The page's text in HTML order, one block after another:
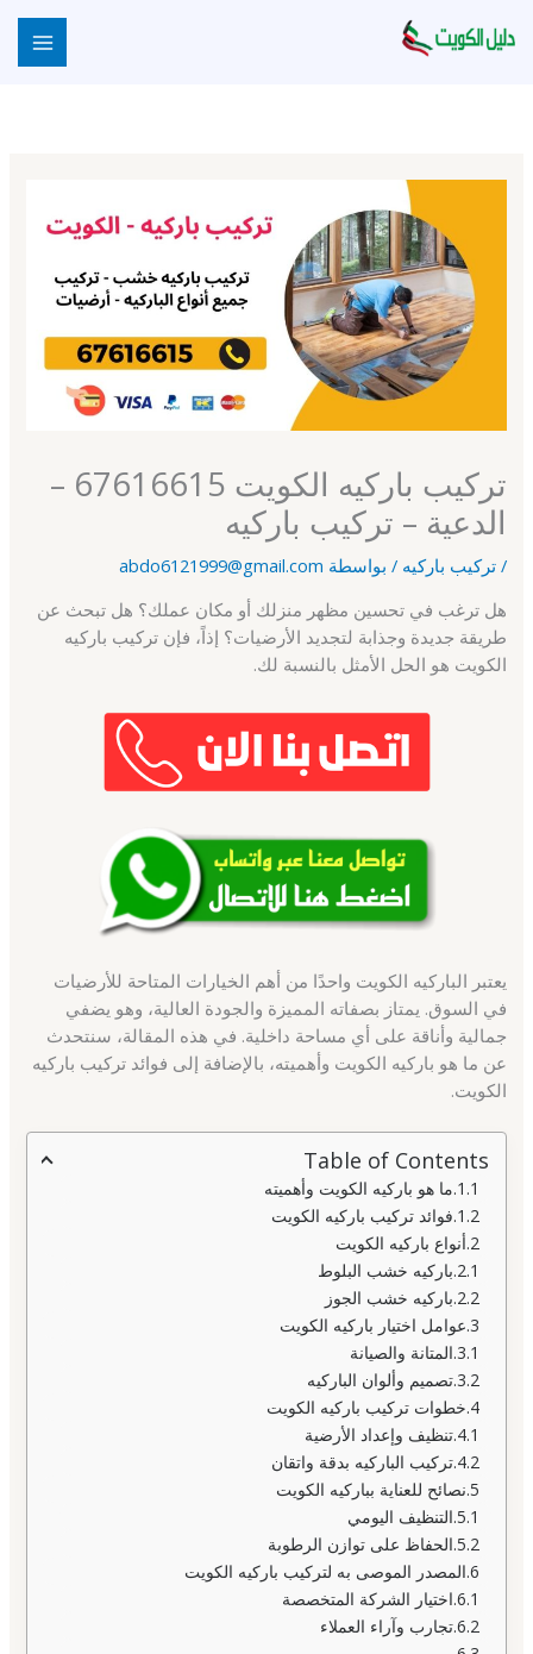
إلى
تركيب باركيه الكويت 67616615 –
الدعية – تركيب باركيه
/تركيب باركيه / بواسطة abdo6121999@gmail.com
هل ترغب في تحسين مظهر منزلك أو مكان عملك؟ هل تبحث عن
طريقة جديدة وجذابة لتجديد الأرضيات؟ إذاً، فإن تركيب باركيه
الكويت هو الحل الأمثل بالنسبة لك.
يعتبر الباركيه الكويت واحدًا من أهم الخيارات المتاحة للأرضيات
في السوق. يمتاز بصفاته المميزة والجودة العالية، وهو يضفي
جمالية وأناقة على أي مساحة داخلية. في هذه المقالة، سنتحدث
عن ما هو باركيه الكويت وأهميته، بالإضافة إلى فوائد تركيب باركيه
الكويت.
Table of Contents
ما هو باركيه الكويت وأهميته
فوائد تركيب باركيه الكويت
أنواع باركيه الكويت
باركيه خشب البلوط
باركيه خشب الجوز
عوامل اختيار باركيه الكويت
المتانة والصيانة
تصميم وألوان الباركيه
خطوات تركيب باركيه الكويت
تنظيف وإعداد الأرضية
تركيب الباركيه بدقة واتقان
نصائح للعناية بباركيه الكويت
التنظيف اليومي
الحفاظ على توازن الرطوبة
المصدر الموصى به لتركيب باركيه الكويت
اختيار الشركة المتخصصة
تجارب وآراء العملاء